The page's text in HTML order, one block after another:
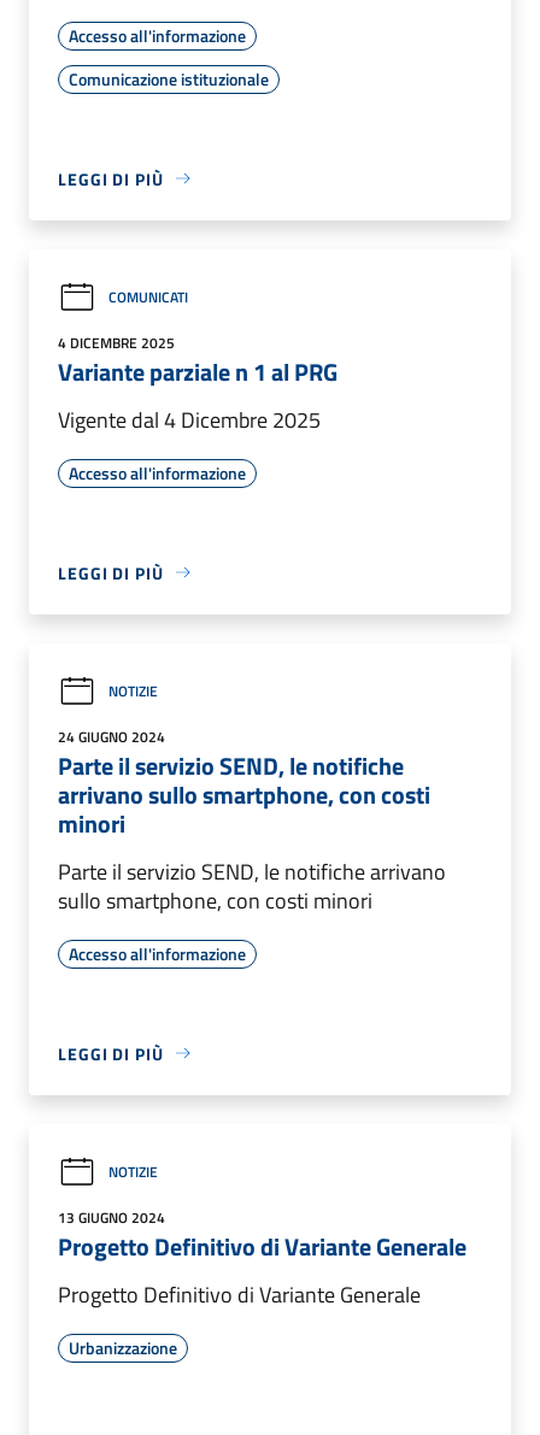
Accesso all'informazione
Comunicazione istituzionale
LEGGI DI PIÙ
COMUNICATI
4 DICEMBRE 2025
Variante parziale n 1 al PRG
Vigente dal 4 Dicembre 2025
Accesso all'informazione
LEGGI DI PIÙ
NOTIZIE
24 GIUGNO 2024
Parte il servizio SEND, le notifiche
arrivano sullo smartphone, con costi
minori
Parte il servizio SEND, le notifiche arrivano
sullo smartphone, con costi minori
Accesso all'informazione
LEGGI DI PIÙ
NOTIZIE
13 GIUGNO 2024
Progetto Definitivo di Variante Generale
Progetto Definitivo di Variante Generale
Urbanizzazione